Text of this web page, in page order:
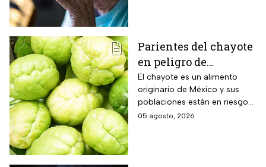
Parientes del chayote
en peligro de
extinción, advierte
Instituto de Ecología
El chayote es un alimento
originario de México y sus
poblaciones están en riesgo
de desaparecer a corto plazo
05 agosto, 2026